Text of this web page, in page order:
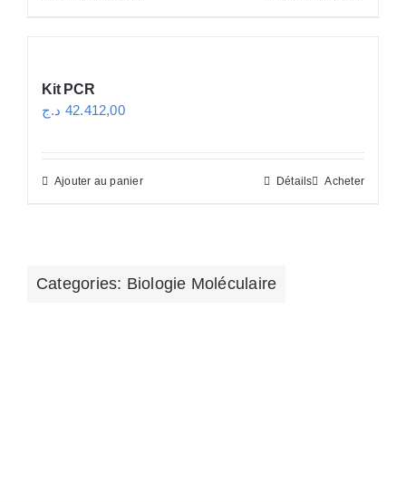
Kit PCR
42.412,00 د.ج
Ajouter au panier Acheter
Détails
Categories: Biologie Moléculaire